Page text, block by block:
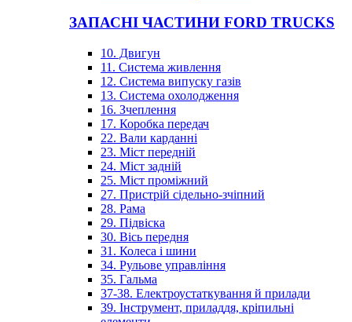
ЗАПАСНІ ЧАСТИНИ FORD TRUCKS
10. Двигун
11. Система живлення
12. Система випуску газів
13. Система охолодження
16. Зчеплення
17. Коробка передач
22. Вали карданні
23. Міст передній
24. Міст задній
25. Міст проміжний
27. Пристрій сідельно-зчіпний
28. Рама
29. Підвіска
30. Вісь передня
31. Колеса і шини
34. Рульове управління
35. Гальма
37-38. Електроустаткування й прилади
39. Інструмент, приладдя, кріпильні